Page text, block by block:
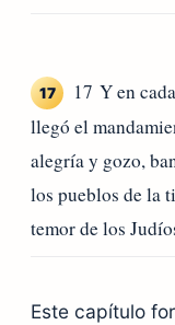
17
17 Y en
llegó el
alegría y gozo,
los pueblos de la
temor de los
Este capítulo